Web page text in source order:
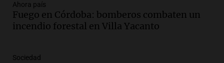
su hija violinista
La Mesa de Café
Episodios
Córdoba homenajeó a León XIV con una
Ahora país
Fuego en Córdoba: bomberos combaten un
incendio forestal en Villa Yacanto
Sociedad